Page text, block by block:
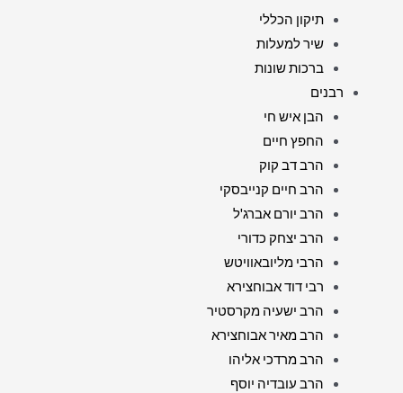
תיקון הכללי
שיר למעלות
ברכות שונות
רבנים
הבן איש חי
החפץ חיים
הרב דב קוק
הרב חיים קנייבסקי
הרב יורם אברג'ל
הרב יצחק כדורי
הרבי מליובאוויטש
רבי דוד אבוחצירא
הרב ישעיה מקרסטיר
הרב מאיר אבוחצירא
הרב מרדכי אליהו
הרב עובדיה יוסף